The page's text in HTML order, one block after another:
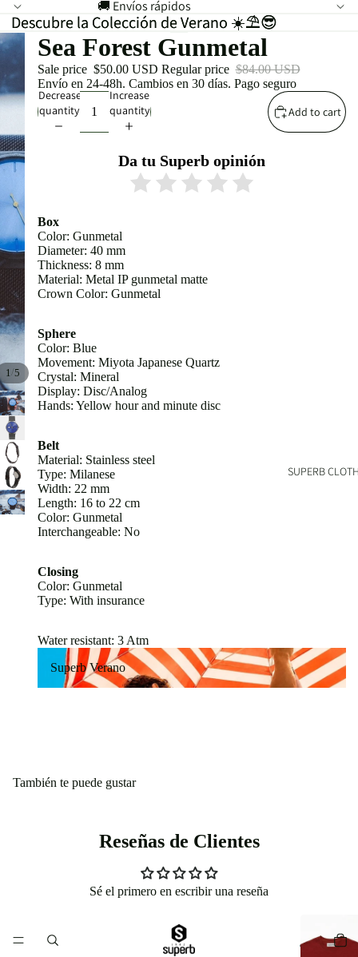
🚚 Envíos rápidos
Descubre la Colección de Verano ☀️⛱️😎
Descubre la Colección de Verano ☀️⛱️😎
SUPERB
1/5
Sea Forest Gunmetal
Sale price $50.00 USD Regular price $84.00 USD
Envío en 24-48h. Cambios en 30 días. Pago seguro
Decrease
quantity
Increase
quantity
Add to cart
Da tu Superb opinión
Box
Color: Gunmetal
Diameter: 40 mm
Thickness: 8 mm
Material: Metal IP gunmetal matte
Crown Color: Gunmetal
Sphere
Color: Blue
Movement: Miyota Japanese Quartz
Crystal: Mineral
Display: Disc/Analog
Hands: Yellow hour and minute disc
Belt
Material: Stainless steel
Type: Milanese
Width: 22 mm
Length: 16 to 22 cm
Color: Gunmetal
Interchangeable: No
Closing
Color: Gunmetal
Type: With insurance
Water resistant: 3 Atm
Superb Verano
Superb Verano
También te puede gustar
Reseñas de Clientes
Sé el primero en escribir una reseña